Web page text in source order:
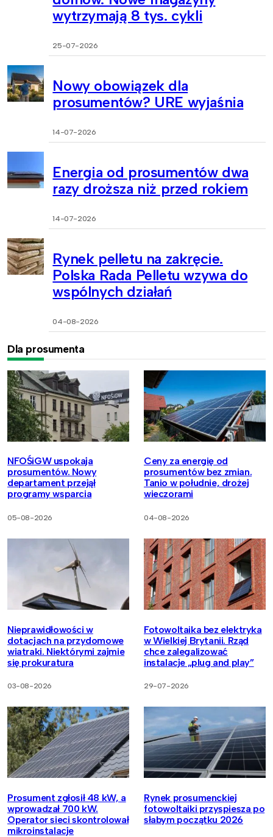
wytrzymają 8 tys. cykli
25-07-2026
Nowy obowiązek dla
prosumentów? URE wyjaśnia
14-07-2026
Energia od prosumentów dwa
razy droższa niż przed rokiem
14-07-2026
Rynek pelletu na zakręcie.
Polska Rada Pelletu wzywa do
wspólnych działań
04-08-2026
Dla prosumenta
NFOŚiGW uspokaja
prosumentów. Nowy
departament przejął
programy wsparcia
05-08-2026
Ceny za energię od
prosumentów bez zmian.
Tanio w południe, drożej
wieczorami
04-08-2026
Nieprawidłowości w
dotacjach na przydomowe
wiatraki. Niektórymi zajmie
się prokuratura
03-08-2026
Fotowoltaika bez elektryka
w Wielkiej Brytanii. Rząd
chce zalegalizować
instalacje „plug and play”
29-07-2026
Prosument zgłosił 48 kW, a
wprowadzał 700 kW.
Operator sieci skontrolował
mikroinstalacje
Rynek prosumenckiej
fotowoltaiki przyspiesza po
słabym początku 2026